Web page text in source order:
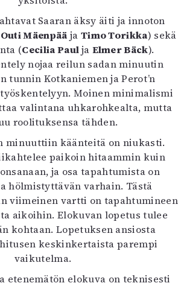
Saaran äksy äiti ja innoton
Outi Mäenpää ja Timo Torikka) sekä
(Cecilia Paulja Elmer Bäck).
nojaa reilun sadan minuutin
tunnin Kotkaniemen ja Perot’n
Moinen minimalismi
valintana uhkarohkealta, mutta
roolituksensa tähden.
minuuttiin käänteitä on niukasti.
paikoin hitaammin kuin
ja osa tapahtumista on
hölmistyttävän varhain. Tästä
viimeinen vartti on tapahtumineen
aikoihin. Elokuvan lopetus tulee
kohtaan. Lopetuksen ansiosta
keskinkertaista parempi
vaikutelma.
etenemätön elokuva on teknisesti